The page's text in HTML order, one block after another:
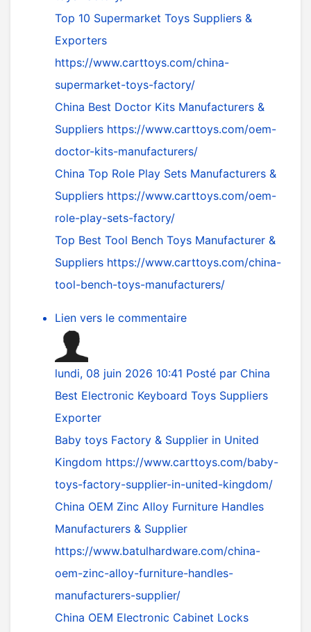
Top 10 Supermarket Toys Suppliers &
Exporters
https://www.carttoys.com/china-
supermarket-toys-factory/
China Best Doctor Kits Manufacturers &
Suppliers https://www.carttoys.com/oem-
doctor-kits-manufacturers/
China Top Role Play Sets Manufacturers &
Suppliers https://www.carttoys.com/oem-
role-play-sets-factory/
Top Best Tool Bench Toys Manufacturer &
Suppliers https://www.carttoys.com/china-
tool-bench-toys-manufacturers/
Lien vers le commentaire
lundi, 08 juin 2026 10:41 Posté par China
Best Electronic Keyboard Toys Suppliers
Exporter
Baby toys Factory & Supplier in United
Kingdom https://www.carttoys.com/baby-
toys-factory-supplier-in-united-kingdom/
China OEM Zinc Alloy Furniture Handles
Manufacturers & Supplier
https://www.batulhardware.com/china-
oem-zinc-alloy-furniture-handles-
manufacturers-supplier/
China OEM Electronic Cabinet Locks